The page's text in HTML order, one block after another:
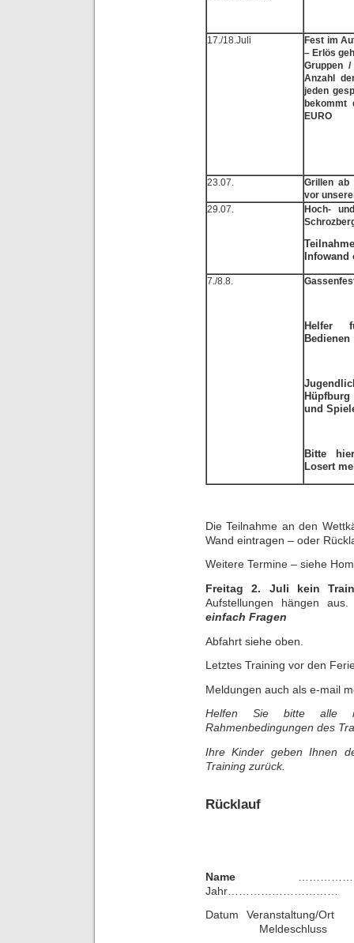
17./18.Juli
Fest im
– Erlös
Gruppen
Anzahl
jeden
bekommt
EURO
23.07.
Grillen ab
vor
29.07.
Hoch-
Infowand
7./8.8.
Helfer
Bedienen
und
Bitte
Losert
Die Teilnahme an den
Wand eintragen – oder
Weitere Termine – siehe
Freitag 2. Juli kein
Aufstellungen hängen
einfach Fragen
Abfahrt siehe oben.
Letztes Training vor den
Meldungen auch als e-mail
Helfen Sie bitte alle
Rahmenbedingungen des
Ihre Kinder geben Ihnen
Training zurück.
Rücklauf
Name
Jahr…………………………
Datum
Meldeschluss